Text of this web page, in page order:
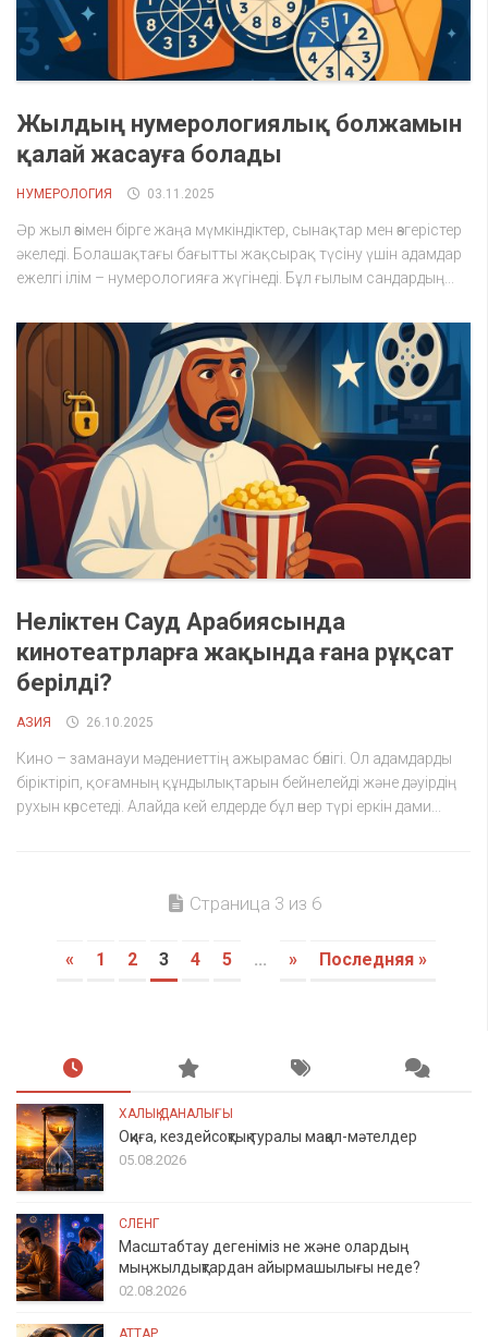
Жылдың нумерологиялық болжамын
қалай жасауға болады
НУМЕРОЛОГИЯ 03.11.2025
Әр жыл өзімен бірге жаңа мүмкіндіктер, сынақтар мен өзгерістер
әкеледі. Болашақтағы бағытты жақсырақ түсіну үшін адамдар
ежелгі ілім – нумерологияға жүгінеді. Бұл ғылым сандардың...
Неліктен Сауд Арабиясында
кинотеатрларға жақында ғана рұқсат
берілді?
АЗИЯ 26.10.2025
Кино – заманауи мәдениеттің ажырамас бөлігі. Ол адамдарды
біріктіріп, қоғамның құндылықтарын бейнелейді және дәуірдің
рухын көрсетеді. Алайда кей елдерде бұл өнер түрі еркін дами...
Страница 3 из 6
« 1 2 3 4 5 ... » Последняя »
ХАЛЫҚ ДАНАЛЫҒЫ
Оқиға, кездейсоқтық туралы мақал-мәтелдер
05.08.2026
СЛЕНГ
Масштабтау дегеніміз не және олардың
мыңжылдықтардан айырмашылығы неде?
02.08.2026
АТТАР